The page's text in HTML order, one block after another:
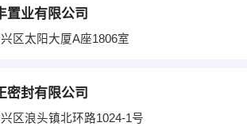
置业有限公司
区太阳大厦A座1806室
密封有限公司
区浪头镇北环路1024-1号